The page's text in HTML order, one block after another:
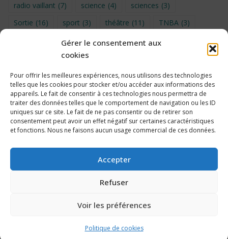
Gérer le consentement aux
cookies
Pour offrir les meilleures expériences, nous utilisons des technologies
telles que les cookies pour stocker et/ou accéder aux informations des
appareils. Le fait de consentir à ces technologies nous permettra de
traiter des données telles que le comportement de navigation ou les ID
uniques sur ce site. Le fait de ne pas consentir ou de retirer son
consentement peut avoir un effet négatif sur certaines caractéristiques
et fonctions. Nous ne faisons aucun usage commercial de ces données.
Accepter
Refuser
Voir les préférences
Politique de cookies
radio vaillant (7) science (4) sciences (3)
Sortie (16) sport (3) théâtre (11) TNBA (3)
UNSS (9) upe2a (7) vidéo
Voyage en provence 2026
Voyage à Bruxelles 2024 (4) Wahid Chakib (4)
éco-délégués (7)
Politique de cookies
2026 Collège Édouard Vaillant, Bordeaux – Propulsé par
WordPress &
Customify